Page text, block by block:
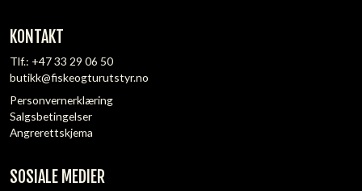
KONTAKT
Tlf.: +47 33 29 06 50
butikk@fiskeogturutstyr.no
Personvernerklæring
Salgsbetingelser
Angrerettskjema
SOSIALE MEDIER